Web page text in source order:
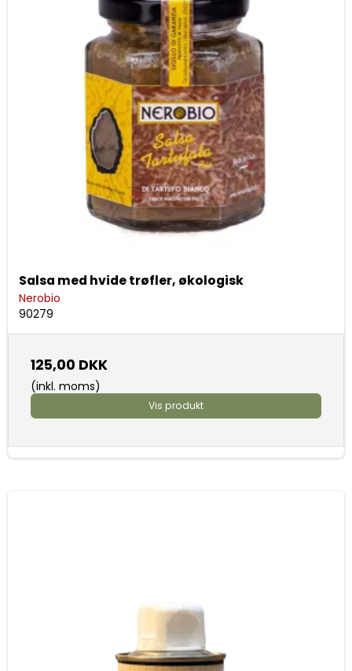
Salsa med hvide trøfler, økologisk
Nerobio
90279
125,00 DKK
(inkl. moms)
Vis produkt